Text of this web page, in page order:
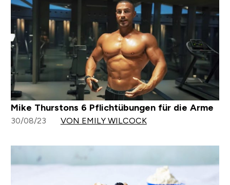
Mike Thurstons 6 Pflichtübungen für die Arme
30/08/23 VON EMILY WILCOCK